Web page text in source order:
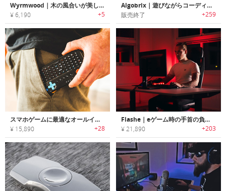
Wyrmwood｜木の風合いが美しい6角形モジュラーゲーミングシステム「ウィルムウッド」
¥ 6,190 +5
Algobrix｜遊びながらコーディングが学べるプログラムブロックトイ「アルゴブリックス」
販売終了 +259
スマホゲームに最適なオールインワンポータブルゲーミングキーボード「Power Vessel（パワーヴェセル）」
¥ 15,890 +28
Flashe｜eゲーム時の手首の負担を軽減/パフォーマンスを向上するゲーミングスリーブ「フラシー」
¥ 21,890 +203